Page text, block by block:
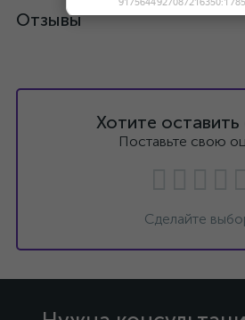
Отзывы
Хотите оставить
Поставьте свою
Сделайте